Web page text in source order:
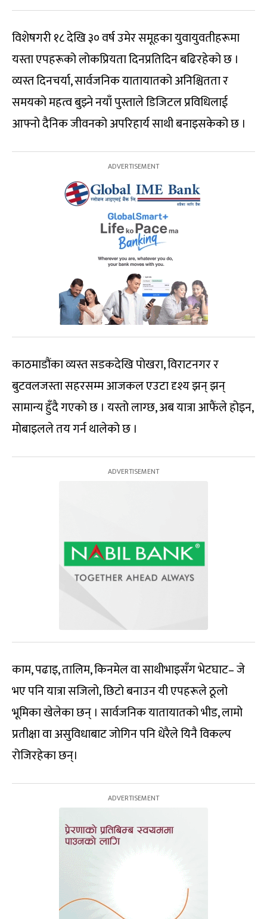
विशेषगरी १८ देखि ३० वर्ष उमेर समूहका युवायुवतीहरूमा
यस्ता एपहरूको लोकप्रियता दिनप्रतिदिन बढिरहेको छ ।
व्यस्त दिनचर्या, सार्वजनिक यातायातको अनिश्चितता र
समयको महत्व बुझ्ने नयाँ पुस्ताले डिजिटल प्रविधिलाई
आफ्नो दैनिक जीवनको अपरिहार्य साथी बनाइसकेको छ ।
काठमाडौंका व्यस्त सडकदेखि पोखरा, विराटनगर र
बुटवलजस्ता सहरसम्म आजकल एउटा दृश्य झन् झन्
सामान्य हुँदै गएको छ । यस्तो लाग्छ, अब यात्रा आफैंले होइन,
मोबाइलले तय गर्न थालेको छ ।
काम, पढाइ, तालिम, किनमेल वा साथीभाइसँग भेटघाट– जे
भए पनि यात्रा सजिलो, छिटो बनाउन यी एपहरूले ठूलो
भूमिका खेलेका छन् । सार्वजनिक यातायातको भीड, लामो
प्रतीक्षा वा असुविधाबाट जोगिन पनि धेरैले यिनै विकल्प
रोजिरहेका छन्।